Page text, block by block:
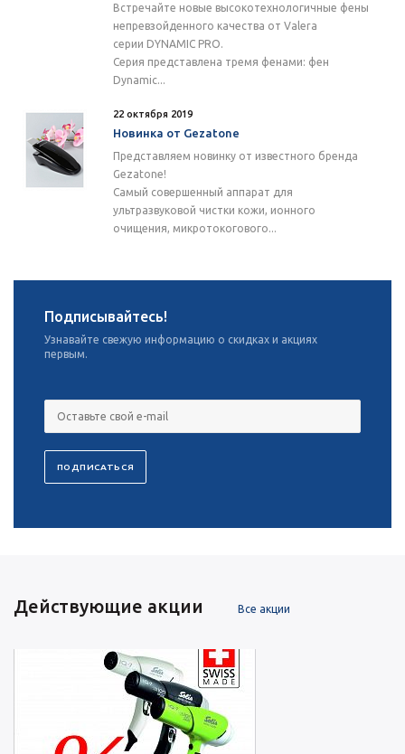
Встречайте новые высокотехнологичные фены
непревзойденного качества от Valera
серии DYNAMIC PRO.
Серия представлена тремя фенами: фен
Dynamic...
22 октября 2019
Новинка от Gezatone
Представляем новинку от известного бренда
Gezatone!
Самый совершенный аппарат для
ультразвуковой чистки кожи, ионного
очищения, микротокогового...
Подписывайтесь!
Узнавайте свежую информацию о скидках и акциях
первым.
Действующие акции Все акции